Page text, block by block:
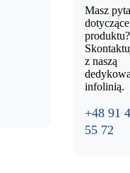
Masz
dotyczące
produktu?
z naszą
infolinią.
+48 91
55 72